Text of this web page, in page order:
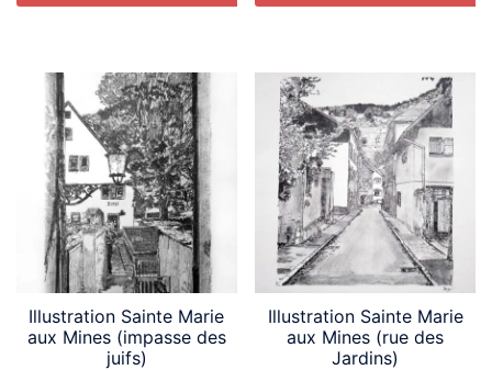
Illustration Sainte Marie
aux Mines (impasse des
juifs)
Illustration Sainte Marie
aux Mines (rue des
Jardins)